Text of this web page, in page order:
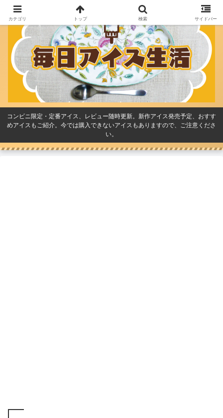
コンビニ限定・定番アイス、レビュー随時更新。新作アイス発売予定、おすす
めアイスもご紹介。今では購入できないアイスもありますので、ご注意くださ
い。
カテゴリ トップ 検索 サイドバー